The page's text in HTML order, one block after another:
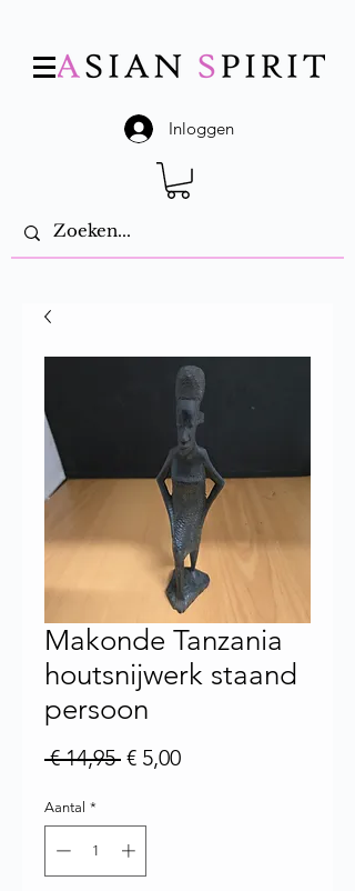
Inloggen
Makonde Tanzania
houtsnijwerk staand
persoon
€ 14,95 Normale prijs
€ 5,00Verkoopprijs
Aantal *